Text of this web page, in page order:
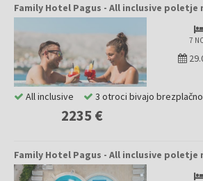
Family Hotel Pagus - All inclusive poletje
7
2235 €
All inclusive 3 otroci bivajo brezplačno
Family Hotel Pagus - All inclusive poletje